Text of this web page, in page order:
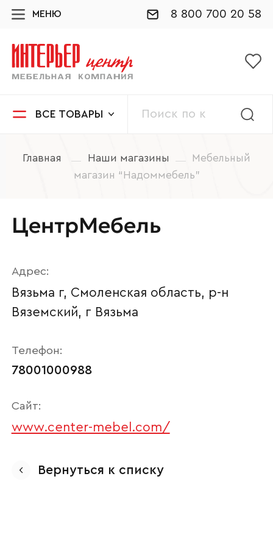
МЕНЮ 8 800 700 20 58
ВСЕ ТОВАРЫ
Главная Наши магазины
Мебельный
магазин “Надоммебель”
ЦентрМебель
Адрес:
Вязьма г, Смоленская область, р-н
Вяземский, г Вязьма
Телефон:
78001000988
Сайт:
www.center-mebel.com/
Вернуться к списку
Ваше имя